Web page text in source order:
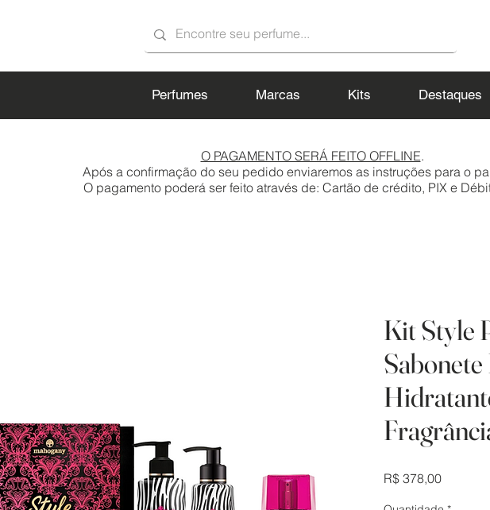
Perfumes Marcas Kits Destaques
O PAGAMENTO SERÁ FEITO OFFLINE.
Após a confirmação do seu pedido enviaremos as instruções para o
O pagamento poderá ser feito através de: Cartão de crédito, PIX e
Kit Style
R$ 378,00Preço